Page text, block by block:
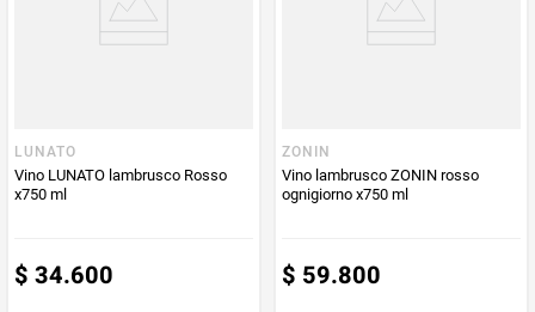
LUNATO
Vino LUNATO lambrusco Rosso
x750 ml
$ 34.600
ZONIN
Vino lambrusco ZONIN rosso
ognigiorno x750 ml
$ 59.800